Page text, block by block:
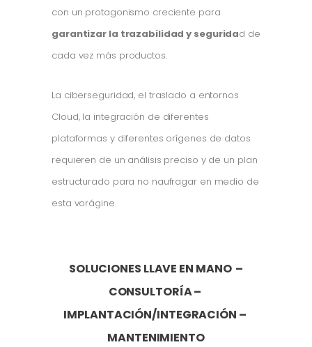
con un protagonismo creciente para
garantizar la trazabilidad y seguridad de
cada vez más productos.
La ciberseguridad, el traslado a entornos
Cloud, la integración de diferentes
plataformas y diferentes orígenes de datos
requieren de un análisis preciso y de un plan
estructurado para no naufragar en medio de
esta vorágine.
SOLUCIONES LLAVE EN MANO –
CONSULTORÍA –
IMPLANTACIÓN/INTEGRACIÓN –
MANTENIMIENTO